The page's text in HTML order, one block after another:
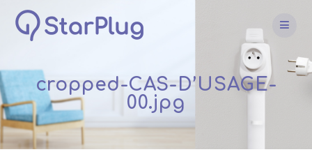
cropped-CAS-D’USAGE-
00.jpg